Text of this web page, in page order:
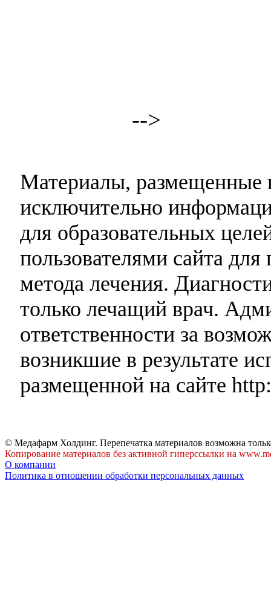
-->
Материалы, размещенные
исключительно
для образовательных
пользователями сайта
метода лечения.
только лечащий врач.
ответственности за
возникшие в результате
размещенной на сайте
© Медафарм Холдинг. Перепечатка материалов возможна
Копирование материалов без активной гиперссылки на
О компании
Политика в отношении обработки персональных данных